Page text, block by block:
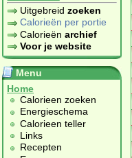
Uitgebreid zoeken
Calorieën per portie
Calorieën archief
Voor je website
Menu
Home
Calorieen zoeken
Energieschema
Calorieen teller
Links
Recepten